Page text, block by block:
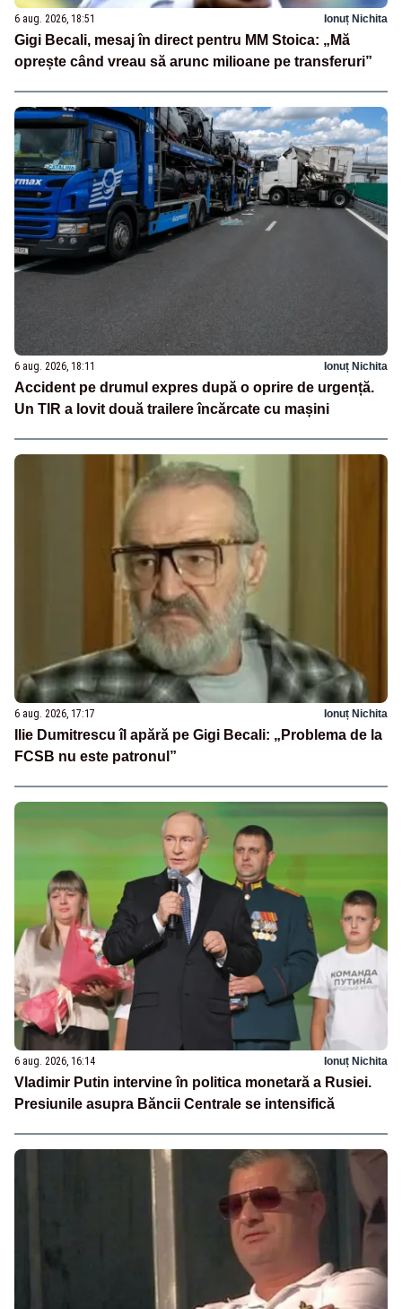
6 aug. 2026, 18:51 Ionuț Nichita
Gigi Becali, mesaj în direct pentru MM Stoica: „Mă
oprește când vreau să arunc milioane pe transferuri”
6 aug. 2026, 18:11 Ionuț Nichita
Accident pe drumul expres după o oprire de urgență.
Un TIR a lovit două trailere încărcate cu mașini
6 aug. 2026, 17:17 Ionuț Nichita
Ilie Dumitrescu îl apără pe Gigi Becali: „Problema de la
FCSB nu este patronul”
6 aug. 2026, 16:14 Ionuț Nichita
Vladimir Putin intervine în politica monetară a Rusiei.
Presiunile asupra Băncii Centrale se intensifică